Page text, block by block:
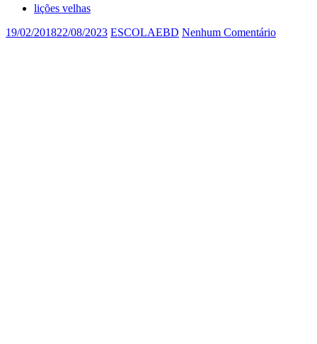
lições velhas
19/02/201822/08/2023 ESCOLAEBD Nenhum Comentário